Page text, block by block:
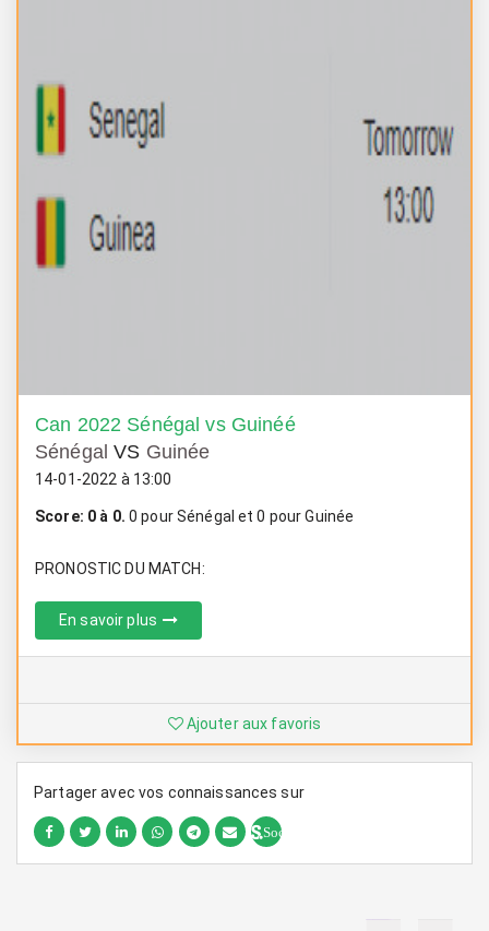
Can 2022 Sénégal vs Guinéé
SénégalVS Guinée
14-01-2022 à 13:00
Score: 0 à 0. 0 pour Sénégal et 0 pour Guinée
PRONOSTIC DU MATCH:
En savoir plus
Ajouter aux favoris
Partager avec vos connaissances sur
Sociallinki